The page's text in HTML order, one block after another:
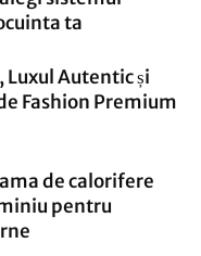
ta
Luxul Autentic și
Fashion Premium
de calorifere
pentru